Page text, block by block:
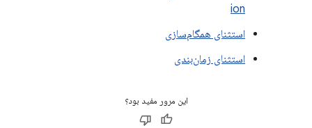
ion
استثنای همگام‌سازی
استثنای زمان‌بندی
این مرور مفید بود؟